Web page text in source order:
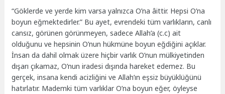
“Göklerde ve yerde kim varsa yalnızca O’na âittir. Hepsi O’na
boyun eğmektedirler.” Bu ayet, evrendeki tüm varlıkların, canlı
cansız, görünen görünmeyen, sadece Allah’a (c.c) ait
olduğunu ve hepsinin O’nun hükmüne boyun eğdiğini açıklar.
İnsan da dahil olmak üzere hiçbir varlık O’nun mülkiyetinden
dışarı çıkamaz, O’nun iradesi dışında hareket edemez. Bu
gerçek, insana kendi acizliğini ve Allah’ın eşsiz büyüklüğünü
hatırlatır. Mademki tüm varlıklar O’na boyun eğer, öyleyse